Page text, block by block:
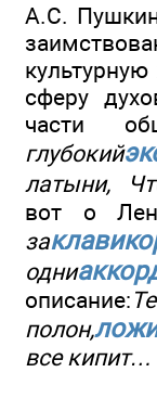
А.С.
сферу
части
глубокий
латыни,
вот о
за
одни
описание:
полон,
все кипит…